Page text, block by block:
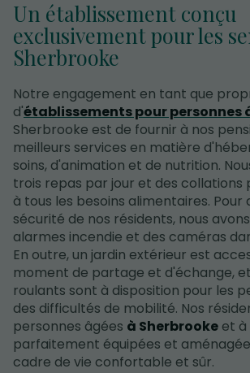
Un établissement conçu
exclusivement pour les
Sherbrooke
Notre engagement en tant que
d'établissements pour personnes
Sherbrooke est de fournir à nos
meilleurs services en matière
soins, d'animation et de nutrition.
trois repas par jour et des collations
à tous les besoins alimentaires. Pour
sécurité de nos résidents, nous
alarmes incendie et des caméras
En outre, un jardin extérieur est
moment de partage et d'échange,
roulants sont à disposition pour les
des difficultés de mobilité. Nos
personnes âgées à Sherbrooke et à
parfaitement équipées et
cadre de vie confortable et sûr.